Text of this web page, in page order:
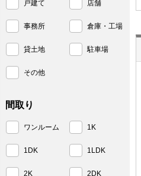
戸建て 店舗
事務所 倉庫・工場
貸土地 駐車場
その他
間取り
ワンルーム 1K
1DK 1LDK
2K 2DK